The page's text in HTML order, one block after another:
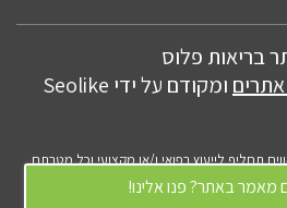
בריאות פלוס
אתרים ומקודם על ידי Seolike
תחליף לייעוץ רפואי ו/או מקצועי וכל מטרתם
המלצה או עצה רפואית ו/או חוות דעת רפואית
מקצועית.
מאמר באתר? פנו אלינו!